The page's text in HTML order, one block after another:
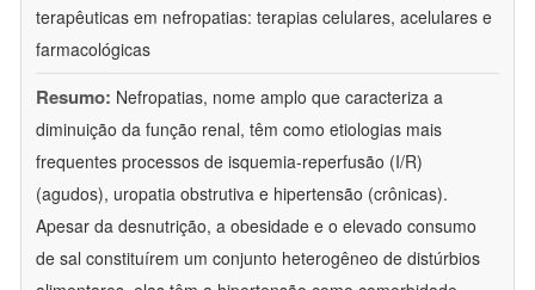
terapêuticas em nefropatias: terapias celulares, acelulares e
farmacológicas
Resumo: Nefropatias, nome amplo que caracteriza a
diminuição da função renal, têm como etiologias mais
frequentes processos de isquemia-reperfusão (I/R)
(agudos), uropatia obstrutiva e hipertensão (crônicas).
Apesar da desnutrição, a obesidade e o elevado consumo
de sal constituírem um conjunto heterogêneo de distúrbios